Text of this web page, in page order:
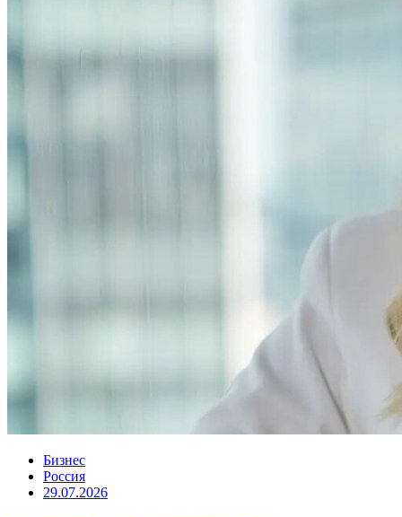
Бизнес
Россия
29.07.2026